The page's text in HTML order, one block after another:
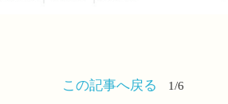
この記事へ戻る 1/6